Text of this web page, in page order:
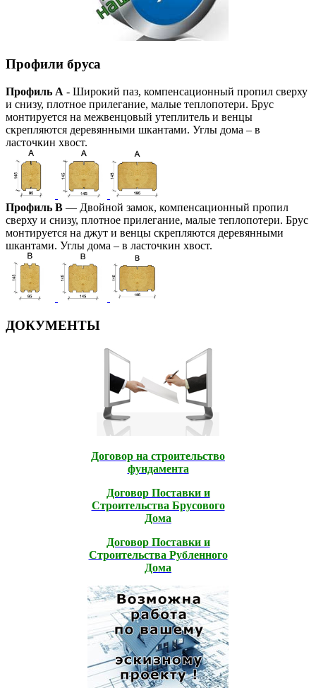
Профили бруса
Профиль А - Широкий паз, компенсационный пропил сверху
и снизу, плотное прилегание, малые теплопотери. Брус
монтируется на межвенцовый утеплитель и венцы
скрепляются деревянными шкантами. Углы дома – в
ласточкин хвост.
Профиль В — Двойной замок, компенсационный пропил
сверху и снизу, плотное прилегание, малые теплопотери. Брус
монтируется на джут и венцы скрепляются деревянными
шкантами. Углы дома – в ласточкин хвост.
ДОКУМЕНТЫ
Договор на строительство
фундамента
Договор Поставки и
Строительcтва Брусового
Дома
Договор Поставки и
Строительcтва Рубленного
Дома